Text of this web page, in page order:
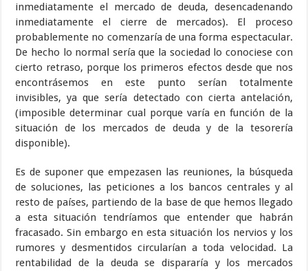
inmediatamente el mercado de deuda, desencadenando
inmediatamente el cierre de mercados). El proceso
probablemente no comenzaría de una forma espectacular.
De hecho lo normal sería que la sociedad lo conociese con
cierto retraso, porque los primeros efectos desde que nos
encontrásemos en este punto serían totalmente
invisibles, ya que sería detectado con cierta antelación,
(imposible determinar cual porque varía en función de la
situación de los mercados de deuda y de la tesorería
disponible).
Es de suponer que empezasen las reuniones, la búsqueda
de soluciones, las peticiones a los bancos centrales y al
resto de países, partiendo de la base de que hemos llegado
a esta situación tendríamos que entender que habrán
fracasado. Sin embargo en esta situación los nervios y los
rumores y desmentidos circularían a toda velocidad. La
rentabilidad de la deuda se dispararía y los mercados